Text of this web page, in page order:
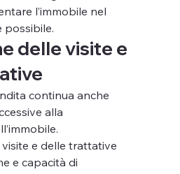
l’immobile nel
possibile.
delle visite e
continua anche
alla
e delle trattative
e capacità di